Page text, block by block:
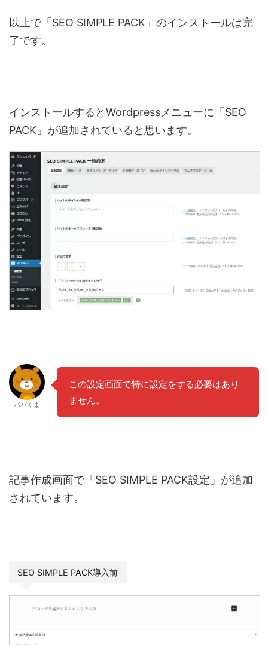
以上で「SEO SIMPLE PACK」のインストールは完
了です。
インストールするとWordpressメニューに「SEO
PACK」が追加されていると思います。
パパくま
この設定画面で特に設定をする必要はあり
ません。
記事作成画面で「SEO SIMPLE PACK設定」が追加
されています。
SEO SIMPLE PACK導入前